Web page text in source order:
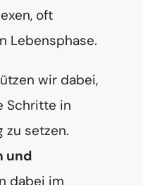
oft
Lebensphase.
wir dabei,
Schritte in
zu setzen.
und
dabei im